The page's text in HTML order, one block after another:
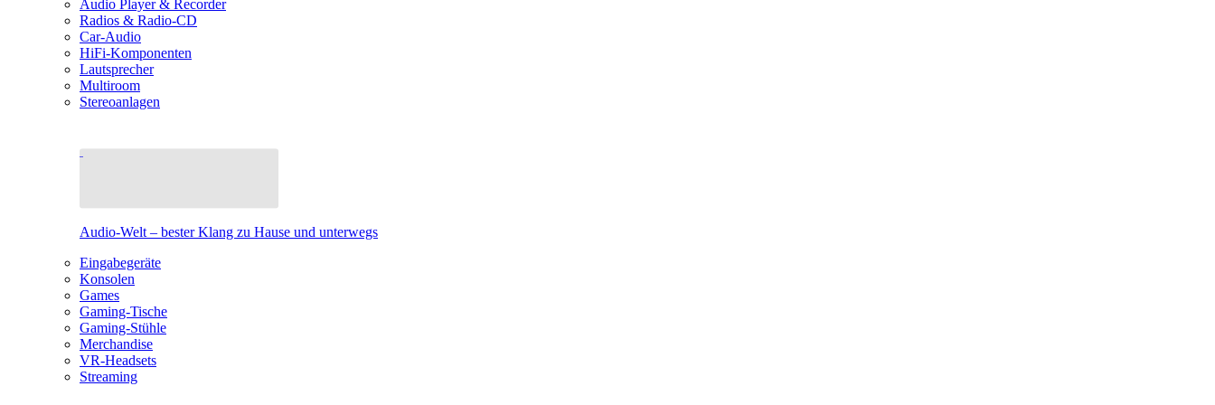
Audio Player & Recorder
Radios & Radio-CD
Car-Audio
HiFi-Komponenten
Lautsprecher
Multiroom
Stereoanlagen
Audio-Welt – bester Klang zu Hause und unterwegs
Eingabegeräte
Konsolen
Games
Gaming-Tische
Gaming-Stühle
Merchandise
VR-Headsets
Streaming